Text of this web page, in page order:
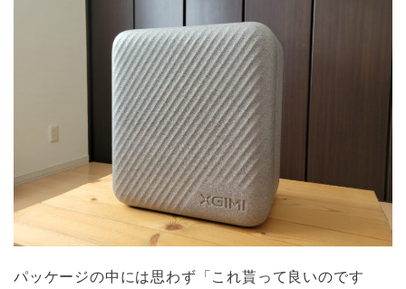
パッケージの中には思わず「これ貰って良いのです